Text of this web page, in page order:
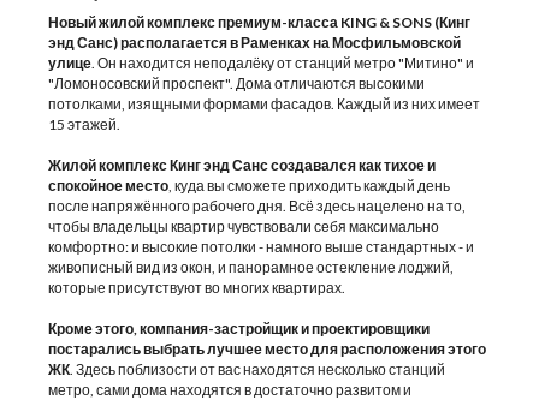
Новый жилой комплекс премиум-класса KING & SONS (Кинг
энд Санс) располагается в Раменках на Мосфильмовской
улице. Он находится неподалёку от станций метро "Митино" и
"Ломоносовский проспект". Дома отличаются высокими
потолками, изящными формами фасадов. Каждый из них имеет
15 этажей.
Жилой комплекс Кинг энд Санс создавался как тихое и
спокойное место, куда вы сможете приходить каждый день
после напряжённого рабочего дня. Всё здесь нацелено на то,
чтобы владельцы квартир чувствовали себя максимально
комфортно: и высокие потолки - намного выше стандартных - и
живописный вид из окон, и панорамное остекление лоджий,
которые присутствуют во многих квартирах.
Кроме этого, компания-застройщик и проектировщики
постарались выбрать лучшее место для расположения этого
ЖК. Здесь поблизости от вас находятся несколько станций
метро, сами дома находятся в достаточно развитом и